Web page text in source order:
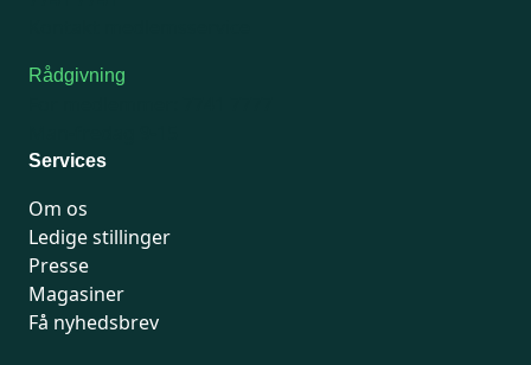
Rådgivning
Services
Om os
Ledige stillinger
Presse
Magasiner
Få nyhedsbrev